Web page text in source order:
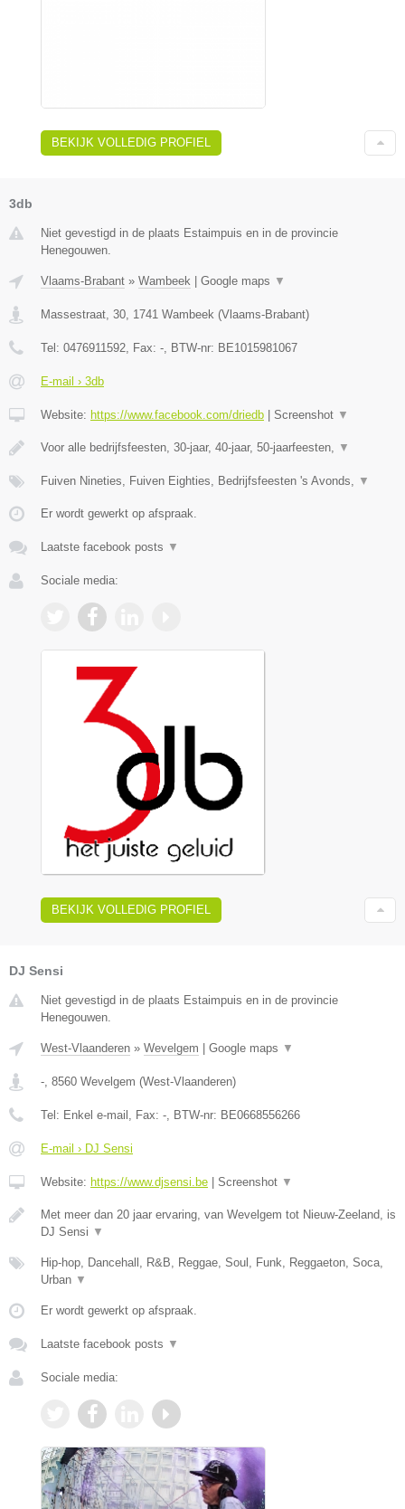
BEKIJK VOLLEDIG PROFIEL
3db
Niet gevestigd in de plaats Estaimpuis en in de provincie
Henegouwen.
Vlaams-Brabant » Wambeek Google maps ▼
Massestraat, 30 1741 Wambeek (Vlaams-Brabant)
Tel: 0476911592 , Fax: - , BTW-nr: BE1015981067
E-mail › 3db
Website: https://www.facebook.com/driedb Screenshot ▼
Voor alle bedrijfsfeesten, 30-jaar, 40-jaar, 50-jaarfeesten, ▼
Fuiven Nineties, Fuiven Eighties, Bedrijfsfeesten 's Avonds, ▼
Er wordt gewerkt op afspraak.
Laatste facebook posts ▼
Sociale media:
BEKIJK VOLLEDIG PROFIEL
DJ Sensi
Niet gevestigd in de plaats Estaimpuis en in de provincie
Henegouwen.
West-Vlaanderen » Wevelgem Google maps ▼
- 8560 Wevelgem (West-Vlaanderen)
Tel: Enkel e-mail , Fax: - , BTW-nr: BE0668556266
E-mail › DJ Sensi
Website: https://www.djsensi.be Screenshot ▼
Met meer dan 20 jaar ervaring, van Wevelgem tot Nieuw-Zeeland, is
DJ Sensi ▼
Hip-hop, Dancehall, R&B, Reggae, Soul, Funk, Reggaeton, Soca,
Urban ▼
Er wordt gewerkt op afspraak.
Laatste facebook posts ▼
Sociale media: